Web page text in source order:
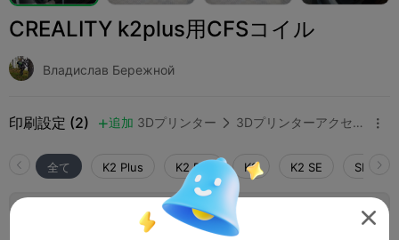
CREALITY k2plus用CFSコイル
Владислав Бережной
印刷設定 (2) 追加 3Dプリンター  3Dプリンターアクセサリー 
全て K2 Plus K2 Pro K2 K2 SE
0.2mm layer, 3 walls, 15% infill 